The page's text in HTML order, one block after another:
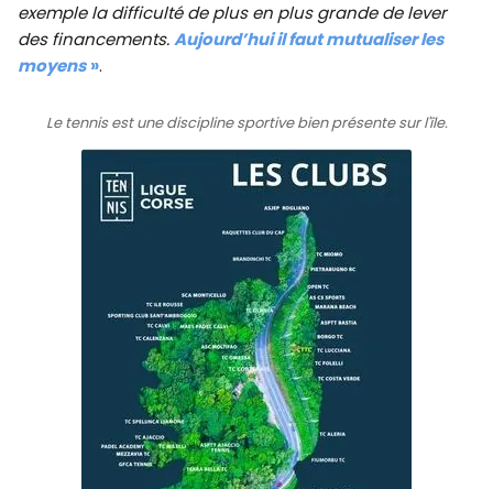
exemple la difficulté de plus en plus grande de lever
des financements.Aujourd’hui il faut mutualiser les
moyens ».
Le tennis est une discipline sportive bien présente sur l'île.